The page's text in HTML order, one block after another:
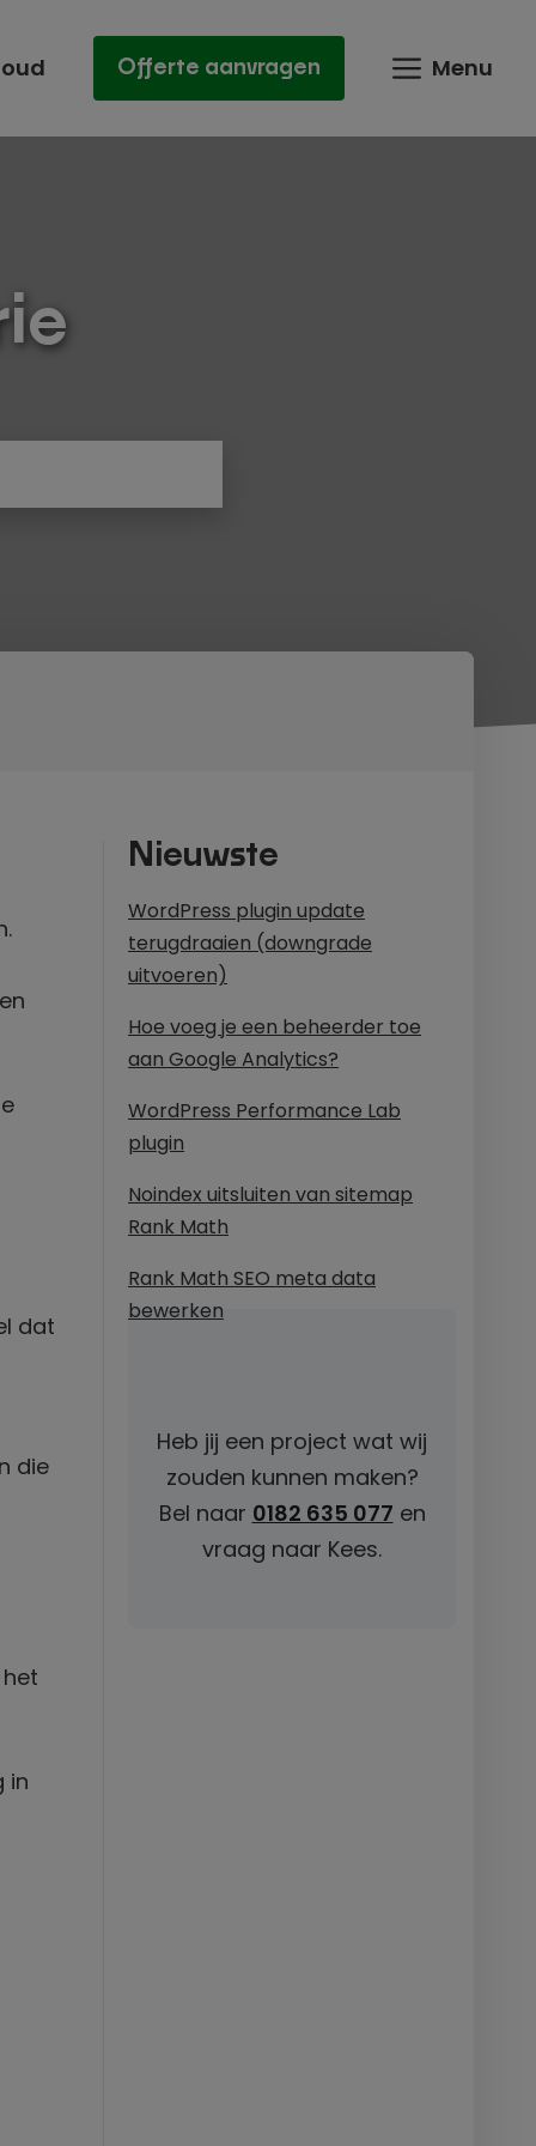
Offerte aanvragen Menu
dat
die
in
Nieuwste
WordPress plugin update
terugdraaien (downgrade
uitvoeren)
Hoe voeg je een beheerder toe
aan Google Analytics?
WordPress Performance Lab
plugin
Noindex uitsluiten van sitemap
Rank Math
Rank Math SEO meta data
bewerken
Heb jij een project wat wij
zouden kunnen maken?
Bel naar 0182 635 077 en
vraag naar Kees.